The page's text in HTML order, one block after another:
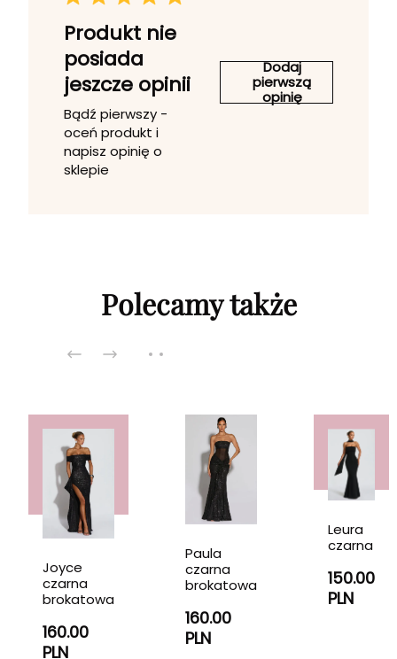
Produkt nie
posiada
jeszcze opinii
Bądź pierwszy -
oceń produkt i
napisz opinię o
sklepie
Dodaj
pierwszą
opinię
Polecamy także
Joyce
czarna
brokatowa
160.00
PLN
Paula
czarna
brokatowa
160.00
PLN
Leura
czarna
150.00
PLN